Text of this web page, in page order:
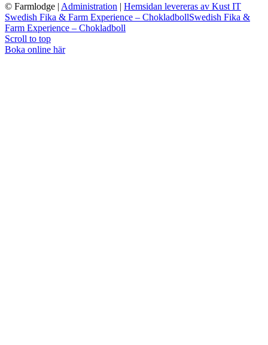
© Farmlodge | Administration | Hemsidan levereras av Kust IT
Swedish Fika & Farm Experience – ChokladbollSwedish Fika &
Farm Experience – Chokladboll
Scroll to top
Boka online här